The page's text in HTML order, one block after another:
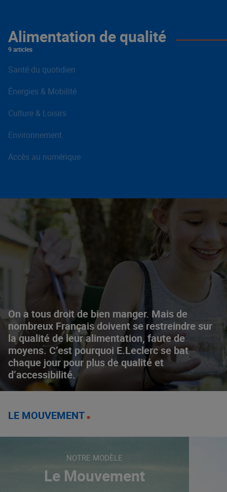
On a tous droit de bien manger. Mais de
nombreux Français doivent se restreindre sur
la qualité de leur alimentation, faute de
moyens. C’est pourquoi E.Leclerc se bat
chaque jour pour plus de qualité et
d’accessibilité.
Alimentation de qualité
9 articles
Santé du quotidien
Énergies & Mobilité
Culture & Loisirs
Environnement
Accès au numérique
LE MOUVEMENT
NOTRE MODÈLE
Le Mouvement